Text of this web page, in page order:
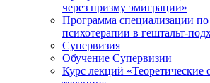
через призму эмиграции»
Программа специализации
психотерапии в гештальт-
Супервизия
Обучение Супервизии
Курс лекций «Теоретические